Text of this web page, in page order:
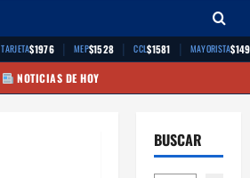
TARJETA$1976 | MEP$1528 | CCL$1581 | MAYORISTA
NOTICIAS DE HOY
BUSCAR